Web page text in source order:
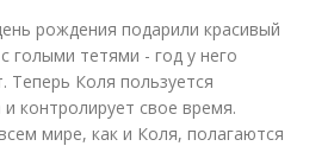
рождения подарили красивый
голыми тетями - год у него
Теперь Коля пользуется
контролирует свое время.
мире, как и Коля, полагаются